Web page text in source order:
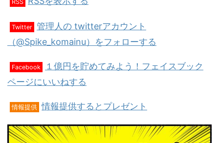
RSS
Twitter 管理人の twitterアカウント
（@Spike_komainu）をフォローする
Facebook
１億円を貯めてみよう！フェイスブック
ページにいいねする
情報提供 情報提供するとプレゼント